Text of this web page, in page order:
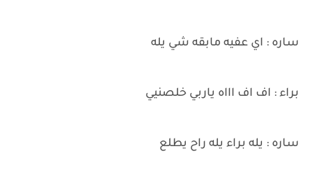
ساره : اي عفيه مابقه شي يله
براء : اف اف اااه ياربي خلصنيي
ساره : يله براء يله راح يطلع